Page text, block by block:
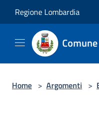
Regione Lombardia
Home > Argomenti >